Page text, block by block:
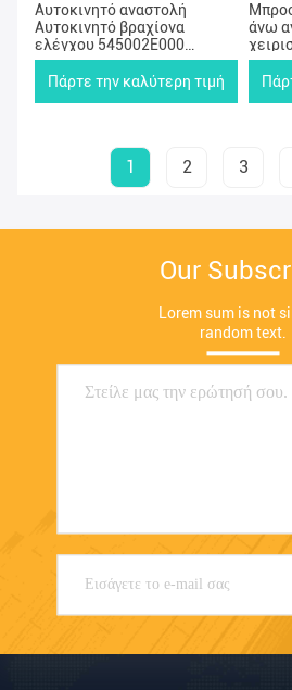
Αυτοκινητό αναστολή
Αυτοκινητό βραχίονα
ελέγχου 545002E000
545012E000 Για την Hyundai
του Πεκίνου
Πάρτε την καλύτερη τιμή
άνω
A5
1 2 3
Our
Lorem sum is not
random text.